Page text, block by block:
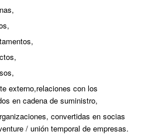
externo,relaciones con los
en cadena de suministro,
convertidas en socias
/ unión temporal de empresas.